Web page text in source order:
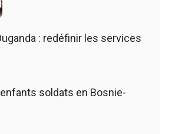
: redéfinir les services
soldats en Bosnie-